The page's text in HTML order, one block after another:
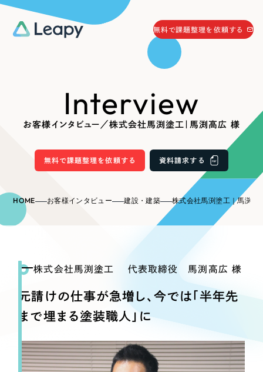
サービス
Service
サービス紹介
お役立ち情報
無料で課題整理を依頼する
058-215-0066
24時間受付
資料請求する
Webサイト制作
ブランドサイト制作
ブランディング支援
Company
お客様インタビュー／株式会社馬渕塗工｜馬渕高広 様
Interview
無料で課題整理を依頼する 資料請求する
HOME お客様インタビュー 建設・建築 株式会社馬渕塗工｜馬渕高
株式会社馬渕塗工 代表取締役 馬渕高広 様
元請けの仕事が急増し、今では「半年先
まで埋まる塗装職人」に